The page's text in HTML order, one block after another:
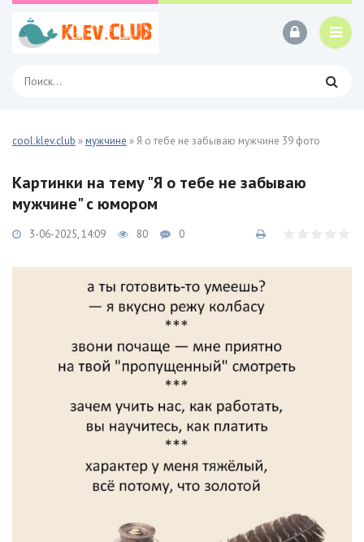
cool.klev.club »мужчине » Я о тебе не забываю мужчине 39 фото
Картинки на тему "Я о тебе не забываю
мужчине" с юмором
3-06-2025, 14:09 80 0